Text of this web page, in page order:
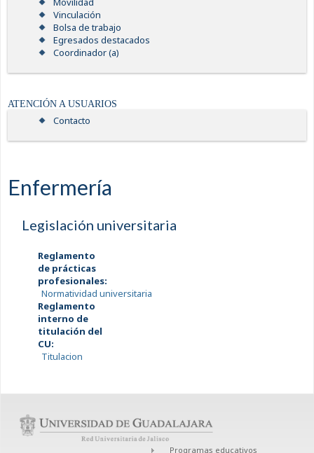
Vinculación
Bolsa de trabajo
Egresados destacados
Coordinador (a)
ATENCIÓN A USUARIOS
Contacto
Enfermería
Legislación universitaria
Reglamento
de prácticas
profesionales:
Normatividad universitaria
Reglamento
interno de
titulación del
CU:
Titulacion
Programas educativos